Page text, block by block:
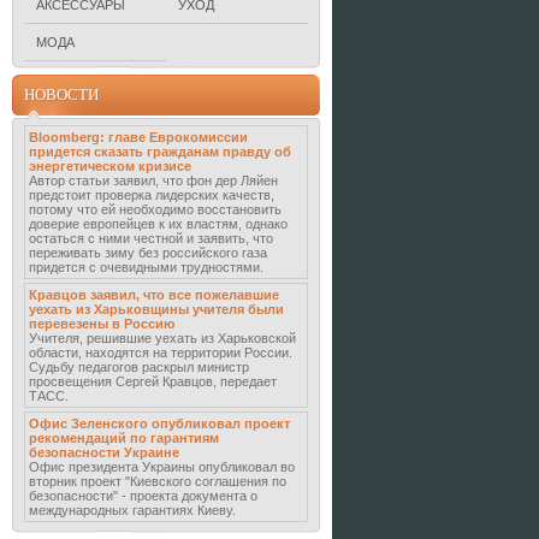
АКСЕССУАРЫ УХОД
МОДА
НОВОСТИ
Bloomberg: главе Еврокомиссии
придется сказать гражданам правду об
энергетическом кризисе
Автор статьи заявил, что фон дер Ляйен
предстоит проверка лидерских качеств,
потому что ей необходимо восстановить
доверие европейцев к их властям, однако
остаться с ними честной и заявить, что
переживать зиму без российского газа
придется с очевидными трудностями.
Кравцов заявил, что все пожелавшие
уехать из Харьковщины учителя были
перевезены в Россию
Учителя, решившие уехать из Харьковской
области, находятся на территории России.
Судьбу педагогов раскрыл министр
просвещения Сергей Кравцов, передает
ТАСС.
Офис Зеленского опубликовал проект
рекомендаций по гарантиям
безопасности Украине
Офис президента Украины опубликовал во
вторник проект "Киевского соглашения по
безопасности" - проекта документа о
международных гарантиях Киеву.